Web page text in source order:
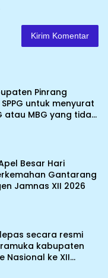
Pinrang
untuk menyurat
atau MBG yang tidak
dan
Besar Hari
Gantarang
Jamnas XII 2026
secara resmi
kabupaten
Nasional ke XII
Cibubur